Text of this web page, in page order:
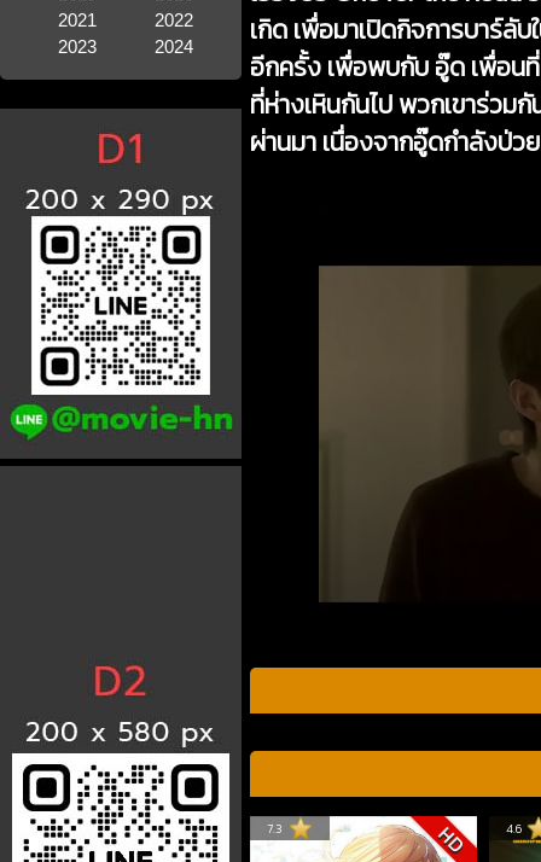
2021
2022
2023
2024
เกิด เพื่อมาเปิดกิจการบาร์ลั
อีกครั้ง เพื่อพบกับ อู๊ด เพื่อน
ที่ห่างเหินกันไป พวกเขาร่วม
ผ่านมา เนื่องจากอู๊ดกำลังป่ว
7.3 HD 4.6